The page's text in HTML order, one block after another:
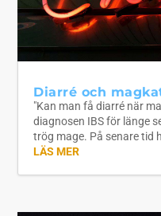
Diarré och
"Kan man få diarré när
diagnosen IBS för länge
trög mage. På senare tid
LÄS MER